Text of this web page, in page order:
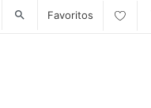
search Favoritos